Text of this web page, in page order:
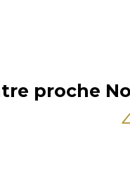
proche